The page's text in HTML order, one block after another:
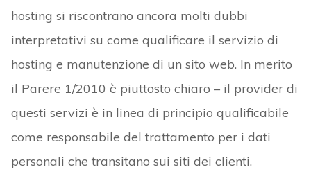
hosting si riscontrano ancora molti dubbi
interpretativi su come qualificare il servizio di
hosting e manutenzione di un sito web. In merito
il Parere 1/2010 è piuttosto chiaro – il provider di
questi servizi è in linea di principio qualificabile
come responsabile del trattamento per i dati
personali che transitano sui siti dei clienti.